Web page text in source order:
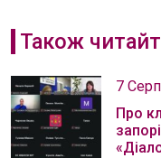
Також
7
Про